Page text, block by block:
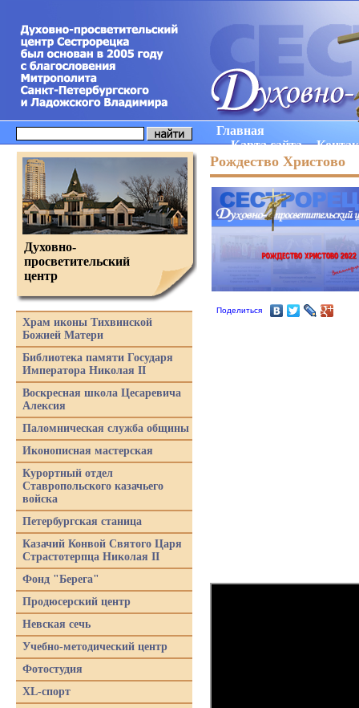
Главная
Карта сайта
Рождество Христово
Поделиться
Духовно-
просветительский
центр
Храм иконы Тихвинской
Божией Матери
Библиотека памяти Государя
Императора Николая II
Воскресная школа Цесаревича
Алексия
Паломническая служба общины
Иконописная мастерская
Курортный отдел
Ставропольского казачьего
войска
Петербургская станица
Казачий Конвой Святого Царя
Страстотерпца Николая II
Фонд "Берега"
Продюсерский центр
Невская сечь
Учебно-методический центр
Фотостудия
XL-спорт